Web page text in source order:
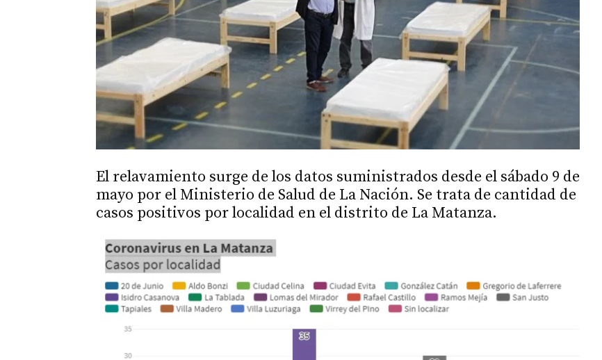
El relavamiento surge de los datos suministrados desde el sábado 9 de
mayo por el Ministerio de Salud de La Nación. Se trata de cantidad de
casos positivos por localidad en el distrito de La Matanza.